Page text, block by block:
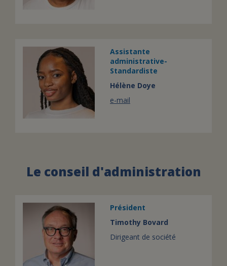
Assistante
administrative-
Standardiste
Hélène Doye
e-mail
Le conseil d'administration
Président
Timothy Bovard
Dirigeant de société